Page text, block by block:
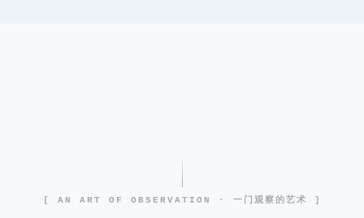
[ AN ART OF OBSERVATION · 一门观察的艺术 ]